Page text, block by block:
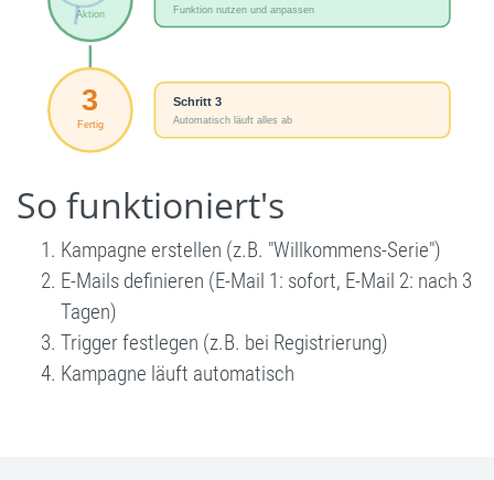
So funktioniert's
Kampagne erstellen (z.B. "Willkommens-Serie")
E-Mails definieren (E-Mail 1: sofort, E-Mail 2: nach 3
Tagen)
Trigger festlegen (z.B. bei Registrierung)
Kampagne läuft automatisch